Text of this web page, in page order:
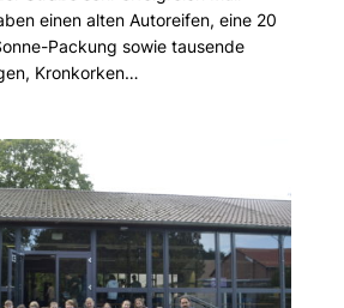
einen alten Autoreifen, eine 20
Packung sowie tausende
Kronkorken…